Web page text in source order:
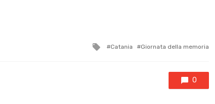
Tagged
Catania Giornata della memoria
0